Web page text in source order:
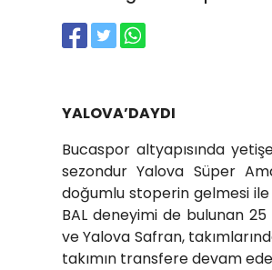
YALOVA’DAYDI
Bucaspor altyapısında
sezondur Yalova Süper
doğumlu stoperin gelmesi ile
BAL deneyimi de bulunan 25
ve Yalova Safran,
takımın transfere devam